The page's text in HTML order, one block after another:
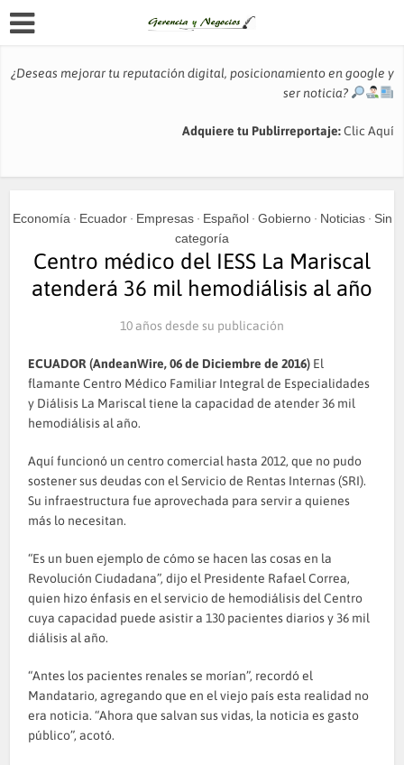
¿Deseas mejorar tu reputación digital, posicionamiento en google y
ser noticia?
Adquiere tu Publirreportaje:Clic Aquí
Economía • Ecuador • Empresas • Español • Gobierno • Noticias • Sin
categoría
Centro médico del IESS La Mariscal
atenderá 36 mil hemodiálisis al año
10 años desde su publicación
ECUADOR (AndeanWire, 06 de Diciembre de 2016) El
flamante Centro Médico Familiar Integral de Especialidades
y Diálisis La Mariscal tiene la capacidad de atender 36 mil
hemodiálisis al año.
Aquí funcionó un centro comercial hasta 2012, que no pudo
sostener sus deudas con el Servicio de Rentas Internas (SRI).
Su infraestructura fue aprovechada para servir a quienes
más lo necesitan.
“Es un buen ejemplo de cómo se hacen las cosas en la
Revolución Ciudadana”, dijo el Presidente Rafael Correa,
quien hizo énfasis en el servicio de hemodiálisis del Centro
cuya capacidad puede asistir a 130 pacientes diarios y 36 mil
diálisis al año.
“Antes los pacientes renales se morían”, recordó el
Mandatario, agregando que en el viejo país esta realidad no
era noticia. “Ahora que salvan sus vidas, la noticia es gasto
público”, acotó.